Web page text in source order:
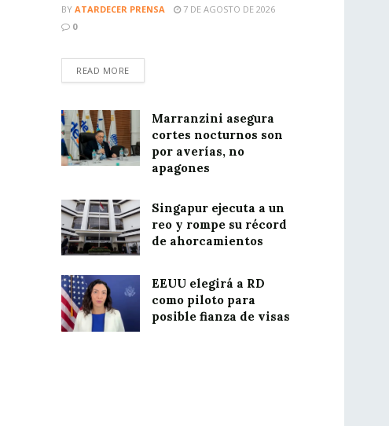
BY ATARDECER PRENSA
7 DE AGOSTO DE 2026
0
READ MORE
Marranzini asegura
cortes nocturnos son
por averías, no
apagones
Singapur ejecuta a un
reo y rompe su récord
de ahorcamientos
EEUU elegirá a RD
como piloto para
posible fianza de visas